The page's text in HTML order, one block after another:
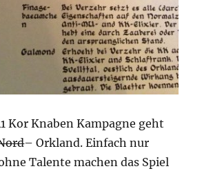
Kor Knaben Kampagne geht
– Orkland. Einfach nur
Talente machen das Spiel